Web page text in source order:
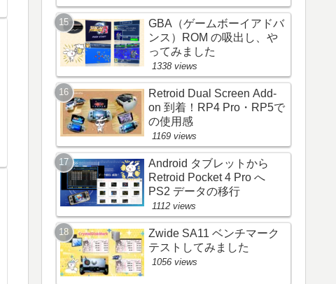
GBA（ゲームボーイアドバ
ンス）ROM の吸出し、や
ってみました
1338 views
Retroid Dual Screen Add-
on 到着！RP4 Pro・RP5で
の使用感
1169 views
Android タブレットから
Retroid Pocket 4 Pro へ
PS2 データの移行
1112 views
Zwide SA11 ベンチマーク
テストしてみました
1056 views